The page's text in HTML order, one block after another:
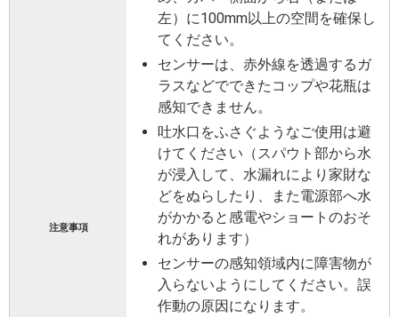
注意事項
左）に100mm以上の空間を確保し
てください。
センサーは、赤外線を透過するガ
ラスなどでできたコップや花瓶は
感知できません。
吐水口をふさぐようなご使用は避
けてください（スパウト部から水
が浸入して、水漏れにより家財な
どをぬらしたり、また電源部へ水
がかかると感電やショートのおそ
れがあります）
センサーの感知領域内に障害物が
入らないようにしてください。誤
作動の原因になります。